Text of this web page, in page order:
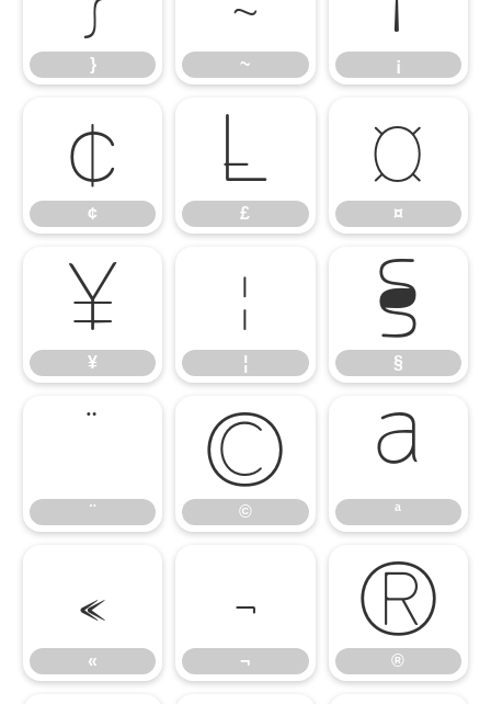
} ~ ¡
¢
¢
£
£
¤
¤
¥
¥
¦
¦
§
§
¨
¨
©
©
ª
ª
«
«
¬
¬
®
®